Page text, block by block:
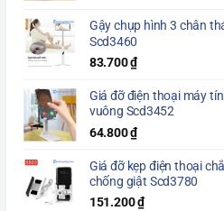
Gậy chụp hình 3 chân
Scd3460
83.700₫
Giá đỡ điện thoại máy
vuông Scd3452
64.800₫
Giá đỡ kẹp điện thoại
chống giật Scd3780
151.200₫